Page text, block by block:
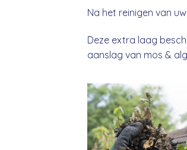
Na het reinigen van
Deze extra laag
aanslag van mos &